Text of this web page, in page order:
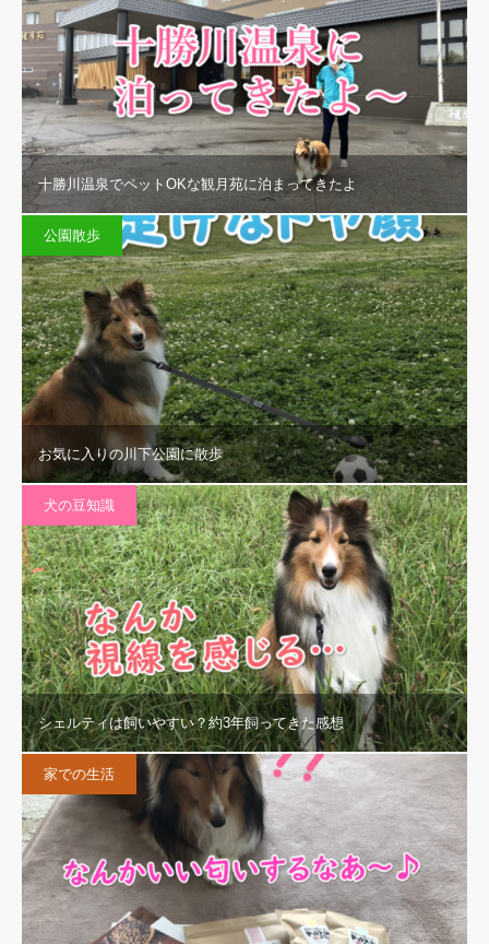
十勝川温泉でペットOKな観月苑に泊まってきたよ
公園散歩
お気に入りの川下公園に散歩
犬の豆知識
シェルティは飼いやすい？約3年飼ってきた感想
家での生活